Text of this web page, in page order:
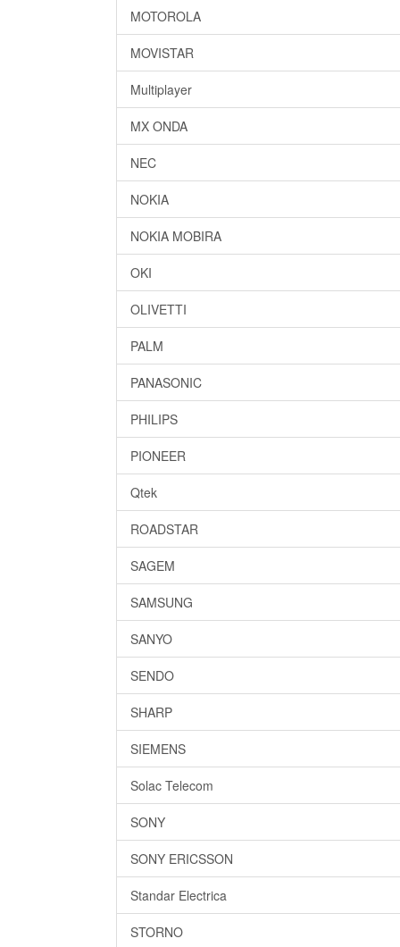
MOTOROLA
MOVISTAR
Multiplayer
MX ONDA
NEC
NOKIA
NOKIA MOBIRA
OKI
OLIVETTI
PALM
PANASONIC
PHILIPS
PIONEER
Qtek
ROADSTAR
SAGEM
SAMSUNG
SANYO
SENDO
SHARP
SIEMENS
Solac Telecom
SONY
SONY ERICSSON
Standar Electrica
STORNO